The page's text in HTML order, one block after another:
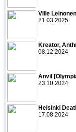
Ville
21.03.2025
Kreator,
08.12.2024
Anvil
23.10.2024
Helsinki
17.08.2024